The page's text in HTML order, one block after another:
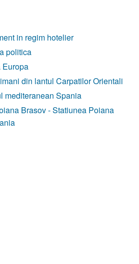
in regim hotelier
politica
Europa
din lantul Carpatilor Orientali
mediteranean Spania
Brasov - Statiunea Poiana